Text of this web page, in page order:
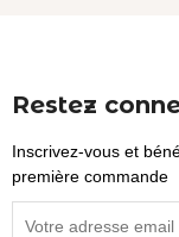
Restez
Inscrivez-vous et
première commande